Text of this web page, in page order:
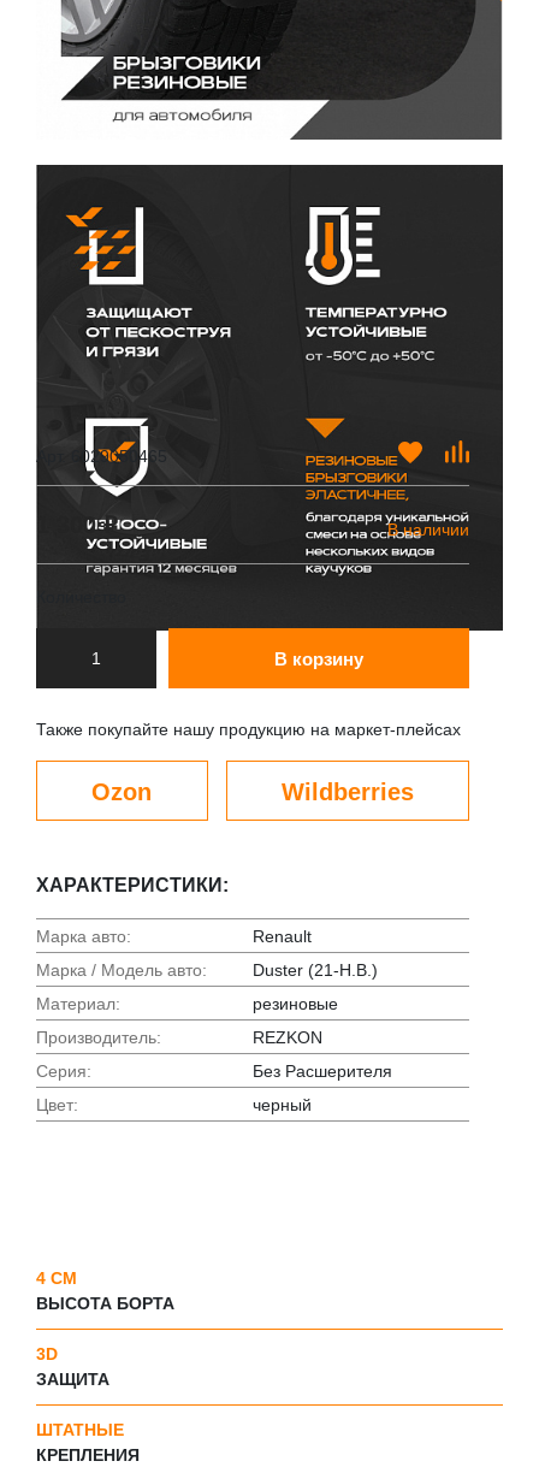
Арт. 6029050465
1 300 ₽ В наличии
В корзину
Также покупайте нашу продукцию на маркет-плейсах
Ozon Wildberries
ХАРАКТЕРИСТИКИ:
Марка авто:
Renault
Марка / Модель авто:
Duster (21-Н.В.)
Материал:
резиновые
Производитель:
REZKON
Серия:
Без Расшерителя
Цвет:
черный
4 СМ
ВЫСОТА БОРТА
3D
ЗАЩИТА
ШТАТНЫЕ
КРЕПЛЕНИЯ